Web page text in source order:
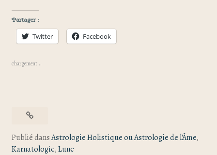
Partager :
Twitter Facebook
chargement…
Publié dansAstrologie Holistique ou Astrologie de l'Âme,
Karnatologie,Lune